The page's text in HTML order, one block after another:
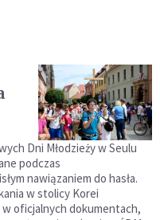
Dni Młodzieży w Seulu
podczas
nawiązaniem do hasła.
w stolicy Korei
oficjalnych dokumentach,